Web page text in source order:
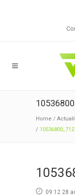
Home /
/
09:12 28